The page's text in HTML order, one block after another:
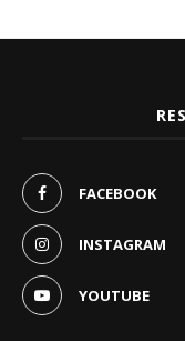
FACEBOOK
INSTAGRAM
YOUTUBE